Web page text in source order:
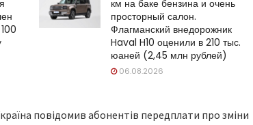
км на баке бензина и очень
просторный салон.
Флагманский внедорожник
Haval H10 оценили в 210 тыс.
юаней (2,45 млн рублей)
06.08.2026
повідомив абонентів передплати про зміни